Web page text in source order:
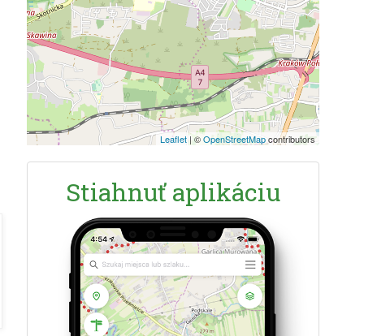
Leaflet | ©OpenStreetMapcontributors
Stiahnuť aplikáciu